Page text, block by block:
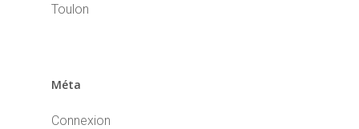
Toulon
Méta
Connexion